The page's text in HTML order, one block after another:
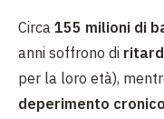
Circa 155 milioni di
anni soffrono di
per la loro età),
deperimento cronico